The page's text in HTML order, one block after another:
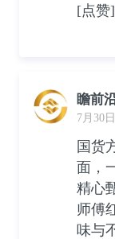
[点赞]
瞻前
7月30日
国货
面，
精心
师傅
味与